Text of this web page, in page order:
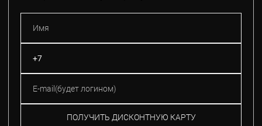
ПОЛУЧИТЬ ДИСКОНТНУЮ КАРТУ